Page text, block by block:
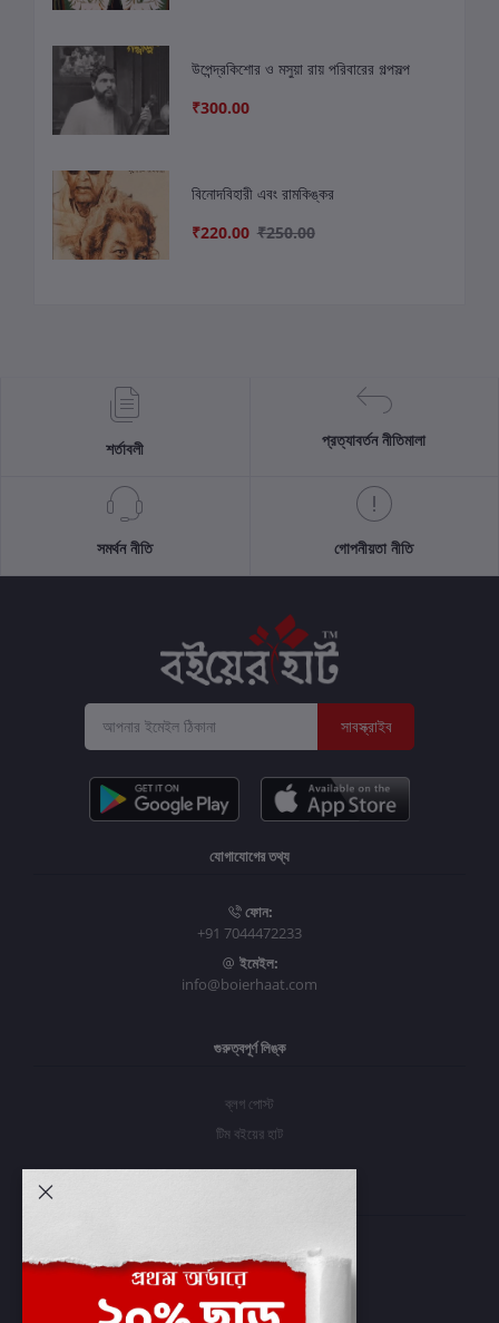
উপেন্দ্রকিশোর ও মসুয়া রায় পরিবারের গল্পসল্প
₹300.00
বিনোদবিহারী এবং রামকিঙ্কর
₹220.00 ₹250.00
শর্তাবলী প্রত্যাবর্তন নীতিমালা
সমর্থন নীতি গোপনীয়তা নীতি
সাবস্ক্রাইব
যোগাযোগের তথ্য
ফোন:
+91 7044472233
ইমেইল:
info@boierhaat.com
গুরুত্বপূর্ণ লিঙ্ক
ব্লগ পোস্ট
টিম বইয়ের হাট
প্রবেশ করুন
অর্ডার ইতিহাস
আমার ইচ্ছাগুলি